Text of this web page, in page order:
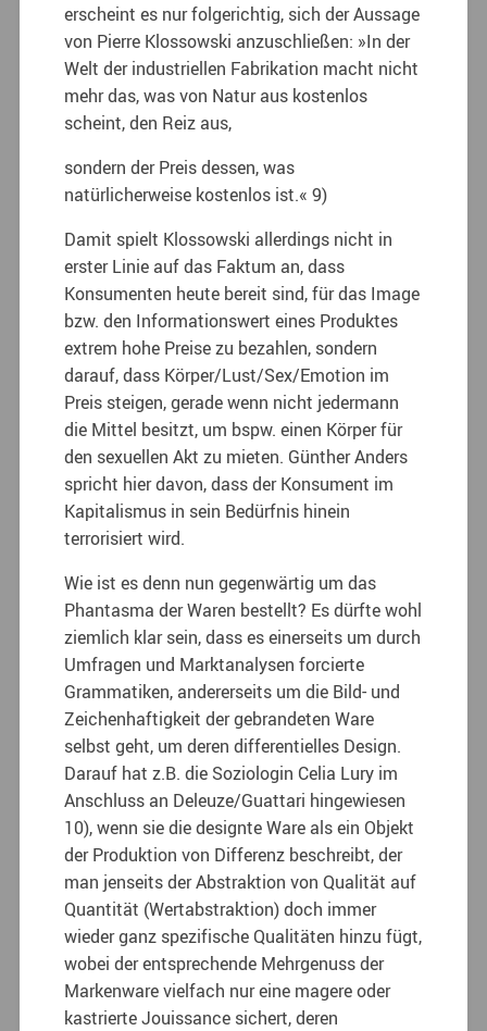
erscheint es nur folgerichtig, sich der Aussage
von Pierre Klossowski anzuschließen: »In der
Welt der industriellen Fabrikation macht nicht
mehr das, was von Natur aus kostenlos
scheint, den Reiz aus,
sondern der Preis dessen, was
natürlicherweise kostenlos ist.« 9)
Damit spielt Klossowski allerdings nicht in
erster Linie auf das Faktum an, dass
Konsumenten heute bereit sind, für das Image
bzw. den Informationswert eines Produktes
extrem hohe Preise zu bezahlen, sondern
darauf, dass Körper/Lust/Sex/Emotion im
Preis steigen, gerade wenn nicht jedermann
die Mittel besitzt, um bspw. einen Körper für
den sexuellen Akt zu mieten. Günther Anders
spricht hier davon, dass der Konsument im
Kapitalismus in sein Bedürfnis hinein
terrorisiert wird.
Wie ist es denn nun gegenwärtig um das
Phantasma der Waren bestellt? Es dürfte wohl
ziemlich klar sein, dass es einerseits um durch
Umfragen und Marktanalysen forcierte
Grammatiken, andererseits um die Bild- und
Zeichenhaftigkeit der gebrandeten Ware
selbst geht, um deren differentielles Design.
Darauf hat z.B. die Soziologin Celia Lury im
Anschluss an Deleuze/Guattari hingewiesen
10), wenn sie die designte Ware als ein Objekt
der Produktion von Differenz beschreibt, der
man jenseits der Abstraktion von Qualität auf
Quantität (Wertabstraktion) doch immer
wieder ganz spezifische Qualitäten hinzu fügt,
wobei der entsprechende Mehrgenuss der
Markenware vielfach nur eine magere oder
kastrierte Jouissance sichert, deren